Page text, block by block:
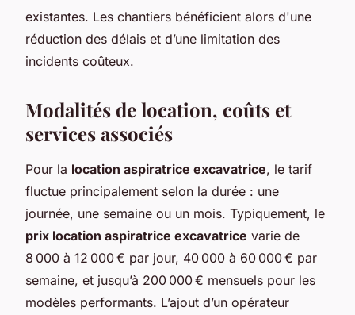
existantes. Les chantiers bénéficient alors d'une
réduction des délais et d’une limitation des
incidents coûteux.
Modalités de location, coûts et
services associés
Pour la location aspiratrice excavatrice, le tarif
fluctue principalement selon la durée : une
journée, une semaine ou un mois. Typiquement, le
prix location aspiratrice excavatrice varie de
8 000 à 12 000 € par jour, 40 000 à 60 000 € par
semaine, et jusqu’à 200 000 € mensuels pour les
modèles performants. L’ajout d’un opérateur